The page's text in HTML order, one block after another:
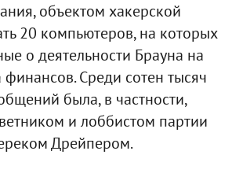
объектом хакерской
20 компьютеров, на которых
о деятельности Брауна на
финансов. Среди сотен тысяч
была, в частности,
и лоббистом партии
Дрейпером.